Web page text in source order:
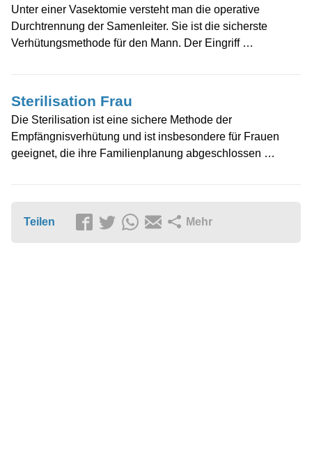
Unter einer Vasektomie versteht man die operative
Durchtrennung der Samenleiter. Sie ist die sicherste
Verhütungsmethode für den Mann. Der Eingriff …
Sterilisation Frau
Die Sterilisation ist eine sichere Methode der
Empfängnisverhütung und ist insbesondere für Frauen
geeignet, die ihre Familienplanung abgeschlossen …
Teilen Mehr